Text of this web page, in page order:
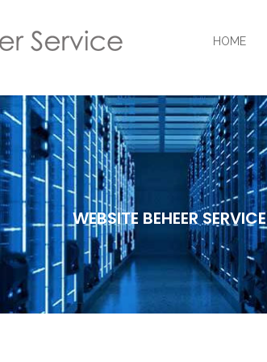
HOME
WEBSITE BEHEER SERVICE